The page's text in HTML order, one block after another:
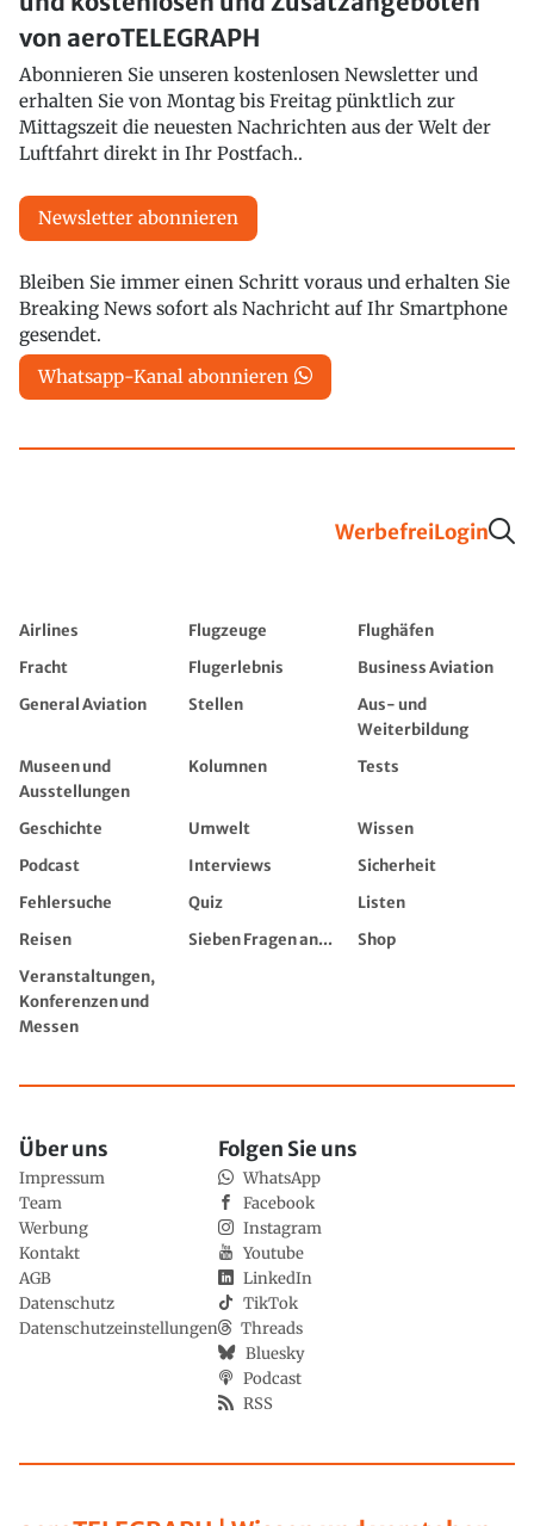
von aeroTELEGRAPH
Abonnieren Sie unseren kostenlosen Newsletter und
erhalten Sie von Montag bis Freitag pünktlich zur
Mittagszeit die neuesten Nachrichten aus der Welt der
Luftfahrt direkt in Ihr Postfach..
Newsletter abonnieren
Bleiben Sie immer einen Schritt voraus und erhalten Sie
Breaking News sofort als Nachricht auf Ihr Smartphone
gesendet.
Whatsapp-Kanal abonnieren
WerbefreiLogin
Airlines Flugzeuge
Flughäfen
Fracht
Flugerlebnis
Business Aviation
General Aviation
Stellen
Aus- und
Weiterbildung
Museen und
Ausstellungen
Kolumnen Tests
Geschichte Umwelt
Wissen
Podcast
Interviews
Sicherheit
Fehlersuche
Quiz
Listen
Reisen
Sieben Fragen an...
Shop
Veranstaltungen,
Konferenzen und
Messen
Über uns
Impressum
Team
Werbung
Kontakt
AGB
Datenschutz
Datenschutzeinstellungen
Folgen Sie uns
WhatsApp
Facebook
Instagram
Youtube
LinkedIn
TikTok
Threads
Bluesky
Podcast
RSS